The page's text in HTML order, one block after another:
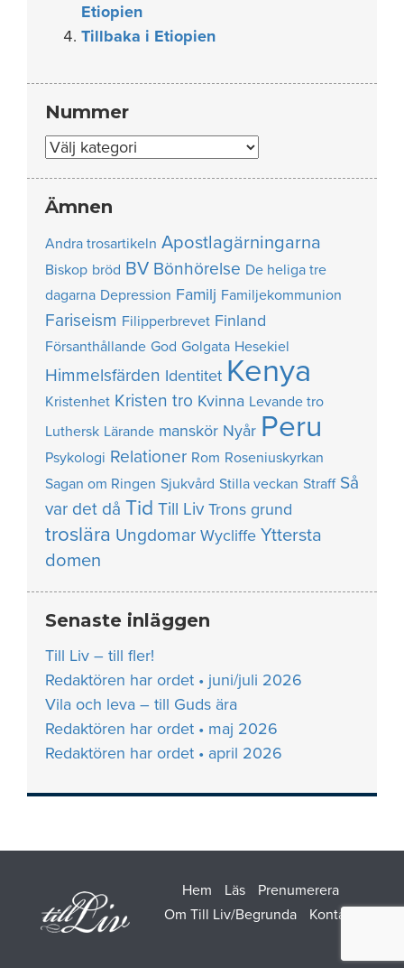
Etiopien
Tillbaka i Etiopien
Nummer
Nummer
Ämnen
Andra trosartikeln Apostlagärningarna
Biskop bröd BV Bönhörelse De heliga tre
dagarna Depression Familj Familjekommunion
Fariseism Filipperbrevet Finland
Försanthållande God Golgata Hesekiel
Himmelsfärden Identitet Kenya
Kristenhet Kristen tro Kvinna Levande tro
Luthersk Lärande manskör Nyår Peru
Psykologi Relationer Rom Roseniuskyrkan
Sagan om Ringen Sjukvård Stilla veckan Straff Så
var det då Tid Till Liv Trons grund
troslära Ungdomar Wycliffe Yttersta
domen
Senaste inläggen
Till Liv – till fler!
Redaktören har ordet • juni/juli 2026
Vila och leva – till Guds ära
Redaktören har ordet • maj 2026
Redaktören har ordet • april 2026
Hem Läs
Prenumerera
Om Till Liv/Begrunda
Kontakt